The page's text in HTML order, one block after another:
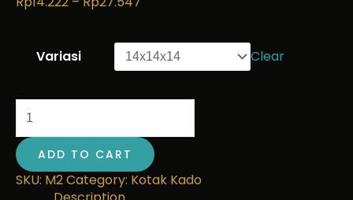
Variasi Clear
ADD TO CART
SKU: M2Category: Kotak Kado